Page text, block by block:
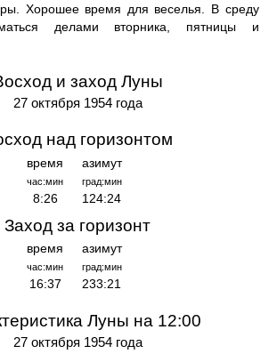
Хорошее время для веселья. В среду
делами вторника, пятницы и
и заход Луны
27 октября 1954 года
над горизонтом
время
час:мин
8:26
азимут
град:мин
124:24
Заход за горизонт
время
час:мин
16:37
азимут
град:мин
233:21
Луны на 12:00
27 октября 1954 года